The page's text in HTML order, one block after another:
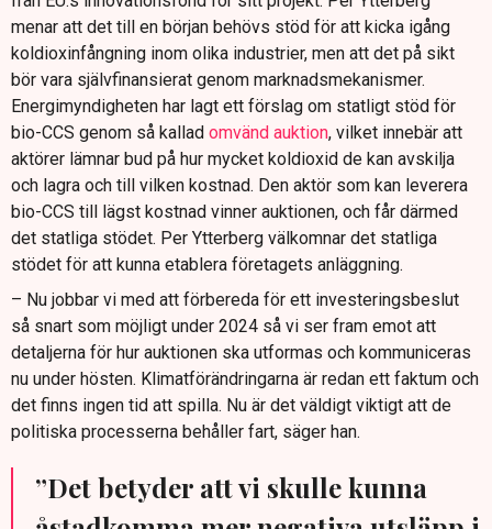
menar att det till en början behövs stöd för att kicka igång
koldioxinfångning inom olika industrier, men att det på sikt
bör vara självfinansierat genom marknadsmekanismer.
Energimyndigheten har lagt ett förslag om statligt stöd för
bio-CCS genom så kallad omvänd auktion, vilket innebär att
aktörer lämnar bud på hur mycket koldioxid de kan avskilja
och lagra och till vilken kostnad. Den aktör som kan leverera
bio-CCS till lägst kostnad vinner auktionen, och får därmed
det statliga stödet. Per Ytterberg välkomnar det statliga
stödet för att kunna etablera företagets anläggning.
– Nu jobbar vi med att förbereda för ett investeringsbeslut
så snart som möjligt under 2024 så vi ser fram emot att
detaljerna för hur auktionen ska utformas och kommuniceras
nu under hösten. Klimatförändringarna är redan ett faktum och
det finns ingen tid att spilla. Nu är det väldigt viktigt att de
politiska processerna behåller fart, säger han.
”Det betyder att vi skulle kunna